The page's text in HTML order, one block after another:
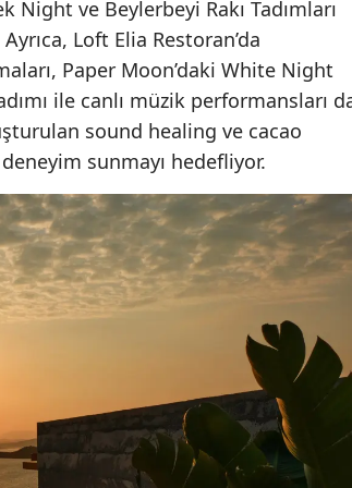
Night ve Beylerbeyi Rakı Tadımları
Loft Elia Restoran’da
Paper Moon’daki White Night
ile canlı müzik performansları
sound healing ve cacao
sunmayı hedefliyor.